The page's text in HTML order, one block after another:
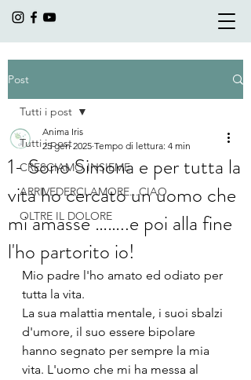
Post
Tutti i post
CRESCIAMO INSIEME
ARRIVEDERCI AMORE...CIAO
OLTRE IL DOLORE
Tutti i post
1- Sono Simona e per tutta la
vita ho cercato un uomo che
mi amasse ……..e poi alla fine
l'ho partorito io!
Anima Iris
25 gen 2025 Tempo di lettura: 4 min
Mio padre l'ho amato ed odiato per
tutta la vita.
La sua malattia mentale, i suoi sbalzi
d'umore, il suo essere bipolare
hanno segnato per sempre la mia
vita. L'uomo che mi ha messa al